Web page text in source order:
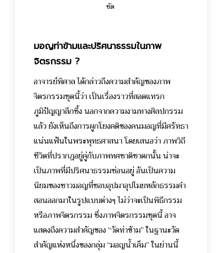
ชัด
มอญท่าข้ามและปริศนาธรรมในภาพ
จิตรกรรม ?
อาจารย์พิศาล ได้กล่าวถึงความสำคัญของภาพ
จิตรกรรมชุดนี้ว่า เป็นเรื่องราวที่สอดแทรก
ภูมิปัญญาลึกซึ้ง นอกจากความงามทางศิลปกรรม
แล้ว ยังเห็นถึงการผูกโยงคติของคนมอญที่มีศรัทธา
แน่นแฟ้นในพระพุทธศาสนา โดยเสนอว่า ภาพวิถี
ชีวิตที่ปรากฎอยู่คู่กับภาพทศชาติชาดกนั้น น่าจะ
เป็นภาพที่มีปริศนาธรรมซ่อนอยู่ อันเป็นความ
นิยมของชาวมอญที่ชอบอุปมาอุปไมยหลักธรรมคำ
สอนออกมาในรูปแบบต่างๆ ไม่ว่าจะเป็นพิธีกรรม
หรือภาพจิตรกรรม ซึ่งภาพจิตรกรรมชุดนี้ อาจ
แสดงถึงความสำคัญของ “วัดท่าข้าม” ในฐานะวัด
สำคัญแห่งหนึ่งของกลุ่ม “มอญน้ำเค็ม” ในย่านนี้